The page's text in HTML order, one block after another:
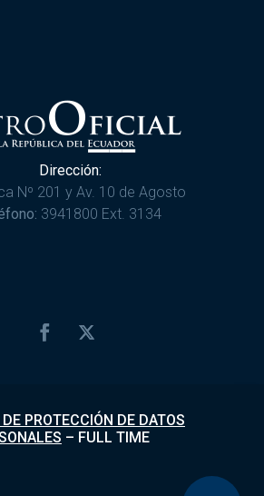
Dirección:
Nº 201 y Av. 10 de Agosto
3941800 Ext. 3134
PROTECCIÓN DE DATOS
– FULL TIME